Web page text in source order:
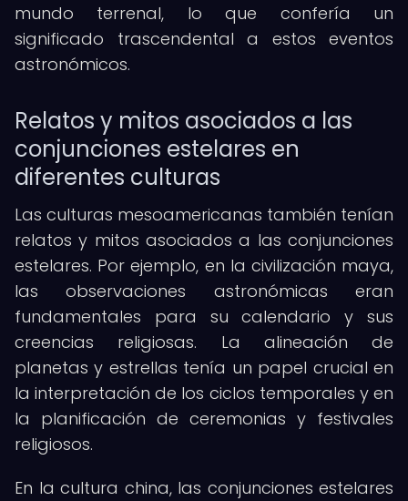
mundo terrenal, lo que confería un
significado trascendental a estos eventos
astronómicos.
Relatos y mitos asociados a las
conjunciones estelares en
diferentes culturas
Las culturas mesoamericanas también tenían
relatos y mitos asociados a las conjunciones
estelares. Por ejemplo, en la civilización maya,
las observaciones astronómicas eran
fundamentales para su calendario y sus
creencias religiosas. La alineación de
planetas y estrellas tenía un papel crucial en
la interpretación de los ciclos temporales y en
la planificación de ceremonias y festivales
religiosos.
En la cultura china, las conjunciones estelares